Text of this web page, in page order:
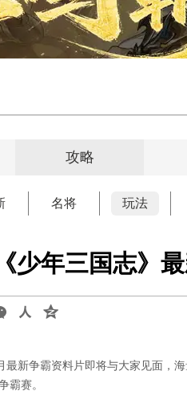
攻略
名将 玩法
《少年三国志》
最新争霸资料片即将与大家见面，
霸赛。